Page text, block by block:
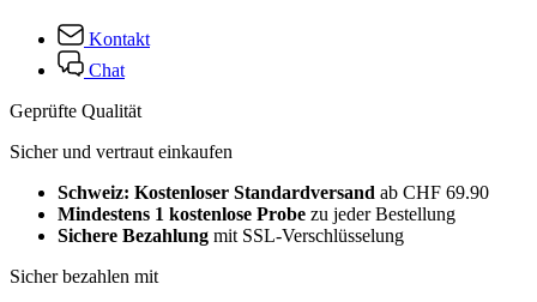
Kontakt
Chat
Geprüfte Qualität
Sicher und vertraut einkaufen
Schweiz: Kostenloser Standardversand ab CHF 69.90
Mindestens 1 kostenlose Probe zu jeder Bestellung
Sichere Bezahlung mit SSL-Verschlüsselung
Sicher bezahlen mit